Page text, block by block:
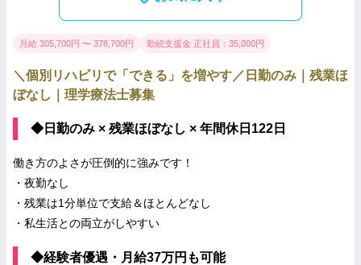
月給 305,700円 〜 378,700円 勤続支援金 正社員：35,000円
＼個別リハビリで「できる」を増やす／日勤のみ｜残業ほ
ぼなし｜理学療法士募集
◆日勤のみ × 残業ほぼなし × 年間休日122日
働き方のよさが圧倒的に強みです！
・夜勤なし
・残業は1分単位で支給＆ほとんどなし
・私生活との両立がしやすい
◆経験者優遇・月給37万円も可能